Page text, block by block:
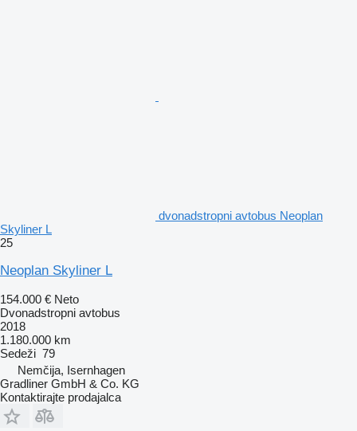
dvonadstropni avtobus Neoplan
Skyliner L
25
Neoplan Skyliner L
154.000 € Neto
Dvonadstropni avtobus
2018
1.180.000 km
Sedeži 79
Nemčija, Isernhagen
Gradliner GmbH & Co. KG
Kontaktirajte prodajalca